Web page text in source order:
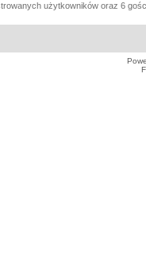
użytkowników oraz 6